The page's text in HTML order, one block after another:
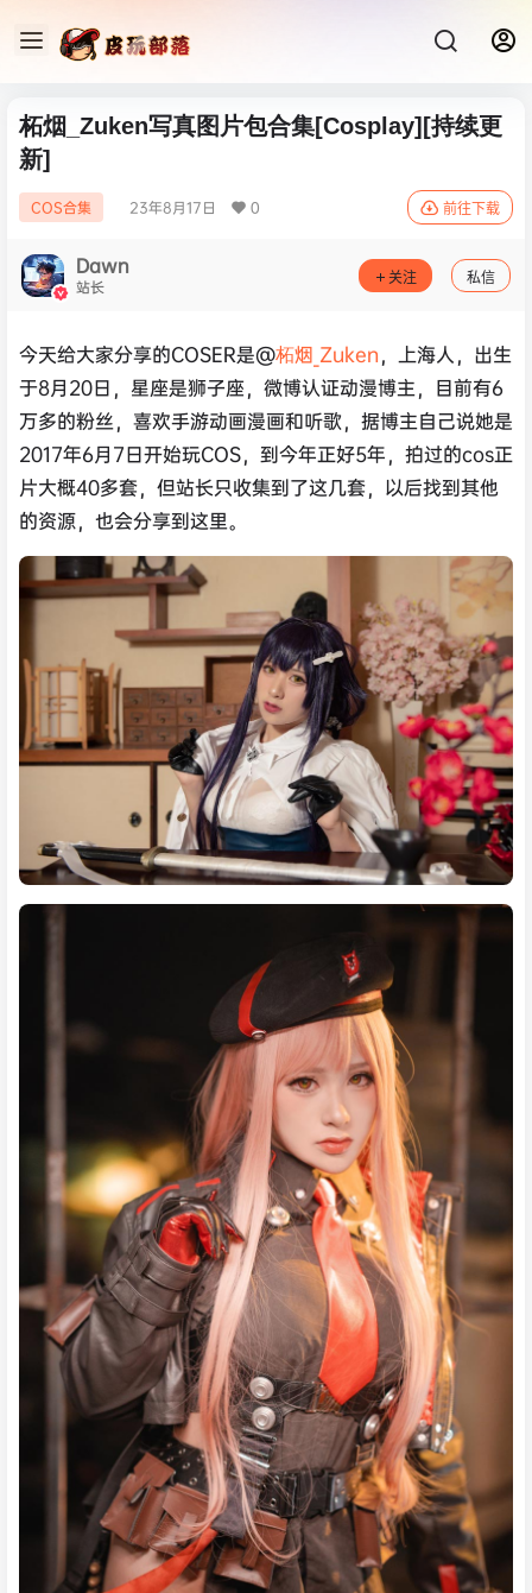
柘烟_Zuken写真图片包合集[Cosplay][持续更
新]
COS合集 23年8月17日 0 前往下载
Dawn
站长 关注 私信
今天给大家分享的COSER是@柘烟_Zuken，上海人，出生
于8月20日，星座是狮子座，微博认证动漫博主，目前有6
万多的粉丝，喜欢手游动画漫画和听歌，据博主自己说她是
2017年6月7日开始玩COS，到今年正好5年，拍过的cos正
片大概40多套，但站长只收集到了这几套，以后找到其他
的资源，也会分享到这里。